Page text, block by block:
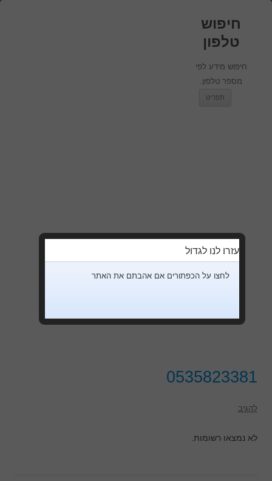
חיפוש
טלפון
חיפוש מידע לפי
מספר טלפון.
תפריט
0535823381
להגיב
לא נמצאו רשומות.
עזרו לנו לגדול
לחצו על הכפתורים אם אהבתם את האתר